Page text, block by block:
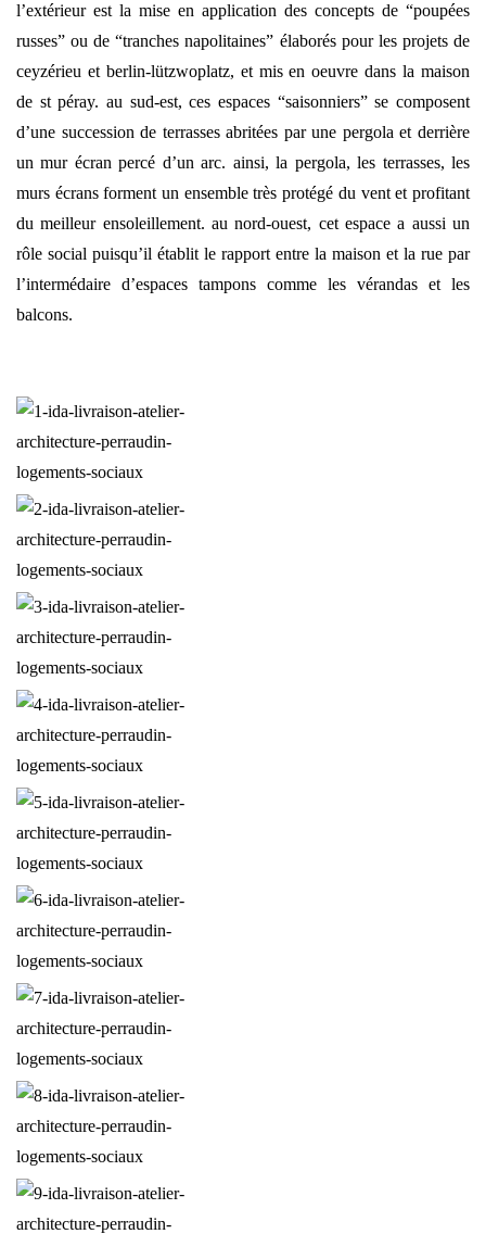
l’extérieur est la mise en application des concepts de “poupées
russes” ou de “tranches napolitaines” élaborés pour les projets de
ceyzérieu et berlin-lützwoplatz, et mis en oeuvre dans la maison
de st péray. au sud-est, ces espaces “saisonniers” se composent
d’une succession de terrasses abritées par une pergola et derrière
un mur écran percé d’un arc. ainsi, la pergola, les terrasses, les
murs écrans forment un ensemble très protégé du vent et profitant
du meilleur ensoleillement. au nord-ouest, cet espace a aussi un
rôle social puisqu’il établit le rapport entre la maison et la rue par
l’intermédaire d’espaces tampons comme les vérandas et les
balcons.